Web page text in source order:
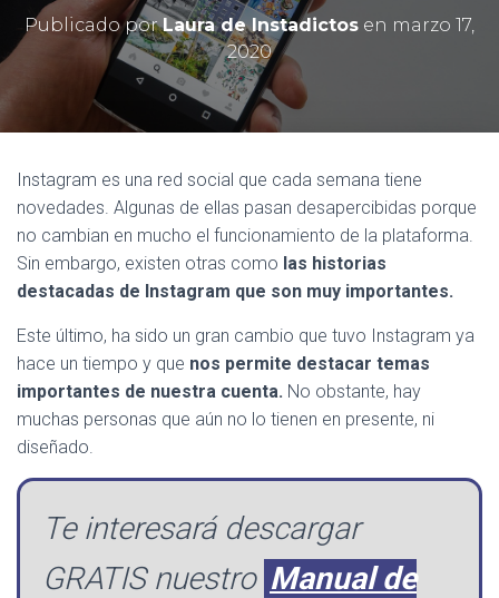
Publicado porLaura de Instadictos en marzo 17,
2020
Instagram es una red social que cada semana tiene
novedades. Algunas de ellas pasan desapercibidas porque
no cambian en mucho el funcionamiento de la plataforma.
Sin embargo, existen otras como las historias
destacadas de Instagram que son muy importantes.
Este último, ha sido un gran cambio que tuvo Instagram ya
hace un tiempo y que nos permite destacar temas
importantes de nuestra cuenta. No obstante, hay
muchas personas que aún no lo tienen en presente, ni
diseñado.
Te interesará descargar
GRATIS nuestro Manual de